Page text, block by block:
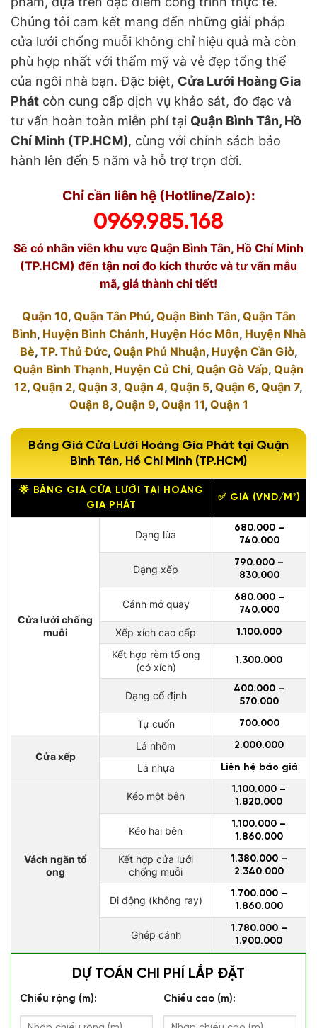
Chúng tôi cam kết mang đến những giải pháp
cửa lưới chống muỗi không chỉ hiệu quả mà còn
phù hợp nhất với thẩm mỹ và vẻ đẹp tổng thể
của ngôi nhà bạn. Đặc biệt, Cửa Lưới Hoàng Gia
Phát còn cung cấp dịch vụ khảo sát, đo đạc và
tư vấn hoàn toàn miễn phí tại Quận Bình Tân, Hồ
Chí Minh (TP.HCM), cùng với chính sách bảo
hành lên đến 5 năm và hỗ trợ trọn đời.
Chỉ cần liên hệ (Hotline/Zalo):
0969.985.168
Sẽ có nhân viên khu vực Quận Bình Tân, Hồ Chí Minh
(TP.HCM) đến tận nơi đo kích thước và tư vấn mẫu
mã, giá thành chi tiết!
Quận 10, Quận Tân Phú, Quận Bình Tân, Quận Tân
Bình, Huyện Bình Chánh, Huyện Hóc Môn, Huyện Nhà
Bè, TP. Thủ Đức, Quận Phú Nhuận, Huyện Cần Giờ,
Quận Bình Thạnh, Huyện Củ Chi, Quận Gò Vấp, Quận
12, Quận 2, Quận 3, Quận 4, Quận 5, Quận 6, Quận 7,
Quận 8, Quận 9, Quận 11, Quận 1
Bảng Giá Cửa Lưới Hoàng Gia Phát tại Quận
Bình Tân, Hồ Chí Minh (TP.HCM)
🌟 BẢNG GIÁ CỬA LƯỚI TẠI HOÀNG
GIA PHÁT
✅ GIÁ (VND/M²)
Cửa lưới chống
muỗi
Dạng lùa
680.000 –
740.000
Dạng xếp
790.000 –
830.000
Cánh mở quay
680.000 –
740.000
Xếp xích cao cấp 1.100.000
Kết hợp rèm tổ ong
(có xích)
1.300.000
Dạng cố định
400.000 –
570.000
Tự cuốn 700.000
Cửa xếp
Lá nhôm 2.000.000
Lá nhựa Liên hệ báo giá
Vách ngăn tổ
ong
Kéo một bên
1.100.000 –
1.820.000
Kéo hai bên
1.100.000 –
1.860.000
Kết hợp cửa lưới
chống muỗi
1.380.000 –
2.340.000
Di động (không ray)
1.700.000 –
1.860.000
Ghép cánh
1.780.000 –
1.900.000
DỰ TOÁN CHI PHÍ LẮP ĐẶT
Chiều rộng (m): Chiều cao (m):